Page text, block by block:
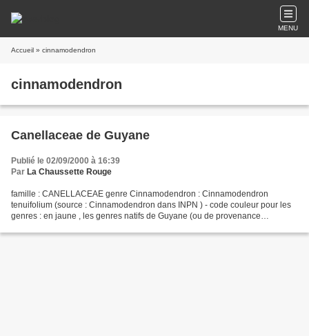
MENU
Accueil » cinnamodendron
cinnamodendron
Canellaceae de Guyane
Publié le 02/09/2000 à 16:39
Par La Chaussette Rouge
famille : CANELLACEAE genre Cinnamodendron : Cinnamodendron
tenuifolium (source : Cinnamodendron dans INPN ) - code couleur pour les
genres : en jaune , les genres natifs de Guyane (ou de provenance